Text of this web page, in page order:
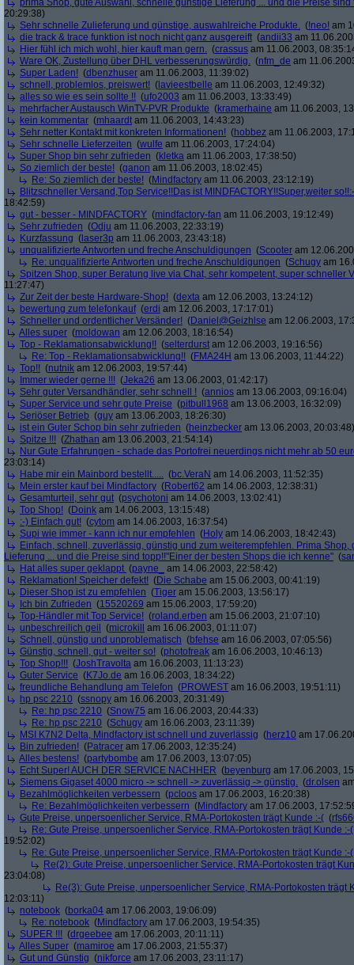
prima Shop, gute Auswahl, schnelle günstige Lieferung ... und die Preise sind
20:29:38)
Sehr schnelle Zulieferung und günstige, auswahlreiche Produkte. (!neo! am
die track & trace funktion ist noch nicht ganz ausgereift (andii33 am
Hier fühl ich mich wohl, hier kauft man gern. (crassus am 11.06.2003,
Ware OK, Zustellung über DHL verbesserungswürdig. (nfm_de am
Super Laden! (dbenzhuser am 11.06.2003, 11:39:02)
schnell, problemlos, preiswert! ( lavieestbelle am 11.06.2003, 12:49:32)
alles so wie es sein sollte !! (ufo2003 am 11.06.2003, 13:33:49)
mehrfacher Austausch WinTV-PVR Produkte (kramerhaine am 11.06.2003,
kein kommentar (mhaardt am 11.06.2003, 14:43:23)
Sehr netter Kontakt mit konkreten Informationen! (hobbez am 11.06.2003,
Sehr schnelle Lieferzeiten (wulfe am 11.06.2003, 17:24:04)
Super Shop bin sehr zufrieden (kletka am 11.06.2003, 17:38:50)
So ziemlich der beste! (ganon am 11.06.2003, 18:02:45)
Re: So ziemlich der beste! (Mindfactory am 11.06.2003, 23:12:19)
Blitzschneller Versand,Top Service!!Das ist MINDFACTORY!!Super,weiter
18:42:59)
gut - besser - MINDFACTORY (mindfactory-fan am 11.06.2003, 19:12:49)
Sehr zufrieden (Odju am 11.06.2003, 22:33:19)
Kurzfassung ( laser3p am 11.06.2003, 23:43:18)
unqualifizierte Antworten und freche Anschuldigungen (Scooter am
Re: unqualifizierte Antworten und freche Anschuldigungen (Schugy am
Spitzen Shop, super Beratung live via Chat, sehr kompetent, super schneller
11:27:47)
Zur Zeit der beste Hardware-Shop! (dexta am 12.06.2003, 13:24:12)
bewertung zum telefonkauf(erdi am 12.06.2003, 17:17:01)
Schneller und ordentlicher Versänder! (Daniel@Geizhlse am 12.06.2003,
Alles super (moldowan am 12.06.2003, 18:16:54)
Top - Reklamationsabwicklung!! (selterdurst am 12.06.2003, 19:16:56)
Re: Top - Reklamationsabwicklung!! (FMA24H am 13.06.2003, 11:44:22)
Top!! (nutnik am 12.06.2003, 19:57:44)
Immer wieder gerne !!! (Jeka26 am 13.06.2003, 01:42:17)
Sehr guter Versandhändler, sehr schnell ! (annios am 13.06.2003, 09:16:04)
Super Service und sehr gute Preise (pitbull1968 am 13.06.2003, 16:32:09)
Seriöser Betrieb (guy am 13.06.2003, 18:26:30)
ist ein Guter Schop bin sehr zufrieden (heinzbecker am 13.06.2003, 20:03:48)
Spitze !!! (Zhathan am 13.06.2003, 21:54:14)
Nur Gute Erfahrungen - schade das Portofrei neuerdings nicht mehr ab 50
23:03:14)
Habe mir ein Mainbord bestellt..... (bc.VeraN am 14.06.2003, 11:52:35)
Mein erster kauf bei Mindfactory (Robert62 am 14.06.2003, 12:38:31)
Gesamturteil, sehr gut (psychotoni am 14.06.2003, 13:02:41)
Top Shop! (Doink am 14.06.2003, 13:15:48)
:-) Einfach gut! (cytom am 14.06.2003, 16:37:54)
Supi wie immer - kann ich nur empfehlen (Holy am 14.06.2003, 18:42:43)
Einfach, schnell, zuverlässig, günstig und zum weiterempfehlen. Prima
Lieferung ... und die Preise sind topp!!"Einer der besten Shops die ich kenne" (
Hat alles super geklappt (payne_
am 14.06.2003, 22:58:42)
Reklamation! Speicher defekt! (Die Schabe am 15.06.2003, 00:41:19)
Dieser Shop ist zu empfehlen (Tiger am 15.06.2003, 13:56:17)
Ich bin Zufrieden (15520269 am 15.06.2003, 17:59:20)
Top-Händler mit Top Service! (roland.erben am 15.06.2003, 21:07:10)
unbeschreilich geil
(microkill
am 16.06.2003, 01:11:07)
Schnell, günstig und unproblematisch (bfehse am 16.06.2003, 07:05:56)
Günstig, schnell, gut - weiter so! (photofreak am 16.06.2003, 10:46:13)
Top Shop!!! (JoshTravolta am 16.06.2003, 11:13:23)
Guter Service (K7Jo.de am 16.06.2003, 18:34:22)
freundliche Behandlung am Telefon (PROWEST am 16.06.2003, 19:51:11)
hp psc 2210 (ssnopy am 16.06.2003, 20:31:49)
Re: hp psc 2210 (Snow75 am 16.06.2003, 20:44:33)
Re: hp psc 2210 (Schugy am 16.06.2003, 23:11:39)
MSI K7N2 Delta, Mindfactory ist schnell und zuverlässig (herz10 am
Bin zufrieden! (Patracer am 17.06.2003, 12:35:24)
Alles bestens! (partybombe am 17.06.2003, 13:07:05)
Echt Super! AUCH DER SERVICE NACHHER (beyenburg am 17.06.2003,
Siemens Gigaset 4000 micro -> schnell -> zuverlässig -> günstig. (dr.olsen
Bezahlmöglichkeiten verbessern (pcloos am 17.06.2003, 16:20:38)
Re: Bezahlmöglichkeiten verbessern (Mindfactory am 17.06.2003,
Gute Preise, unpersoenlicher Service, RMA-Portokosten trägt Kunde :-( (
Re: Gute Preise, unpersoenlicher Service, RMA-Portokosten trägt Kunde :-(
19:52:02)
Re: Gute Preise, unpersoenlicher Service, RMA-Portokosten trägt Kunde :-(
Re(2): Gute Preise, unpersoenlicher Service, RMA-Portokosten trägt
23:04:08)
Re(3): Gute Preise, unpersoenlicher Service, RMA-Portokosten trägt
12:03:11)
notebook (borka04 am 17.06.2003, 19:06:09)
Re: notebook (Mindfactory am 17.06.2003, 19:54:35)
SUPER !!! (drgeebee am 17.06.2003, 20:11:11)
Alles Super (mamiroe am 17.06.2003, 21:55:37)
Gut und Günstig (nikforce am 17.06.2003, 23:11:17)